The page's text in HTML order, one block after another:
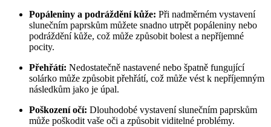
Popáleniny a podráždění kůže: Při nadměrném vystavení
slunečním paprskům můžete snadno utrpět popáleniny nebo
podráždění kůže, což může způsobit bolest a nepříjemné
pocity.
Přehřátí: Nedostatečně nastavené nebo špatně fungující
solárko může způsobit přehřátí, což může vést k nepříjemným
následkům jako je úpal.
Poškození očí: Dlouhodobé vystavení slunečním paprskům
může poškodit vaše oči a způsobit viditelné problémy.